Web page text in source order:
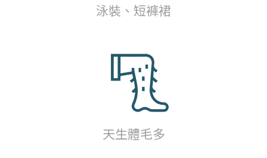
泳裝、短褲裙
天生體毛多